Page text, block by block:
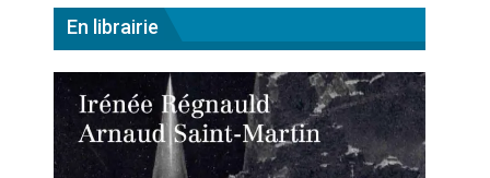
En librairie